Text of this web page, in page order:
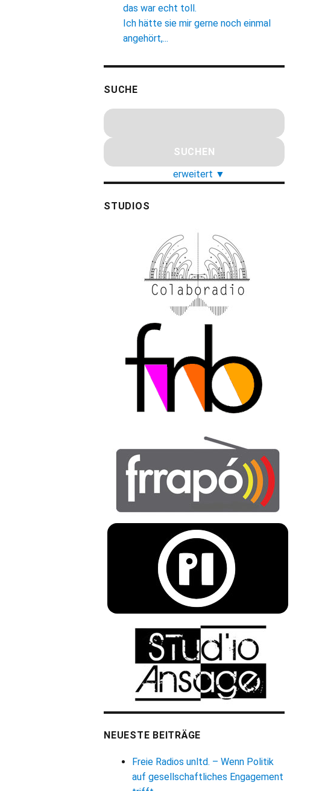
das war echt toll.
Ich hätte sie mir gerne noch einmal
angehört,...
SUCHE
erweitert ▼
STUDIOS
NEUESTE BEITRÄGE
Freie Radios unltd. – Wenn Politik
auf gesellschaftliches Engagement